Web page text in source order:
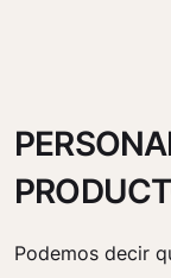
Podemos decir